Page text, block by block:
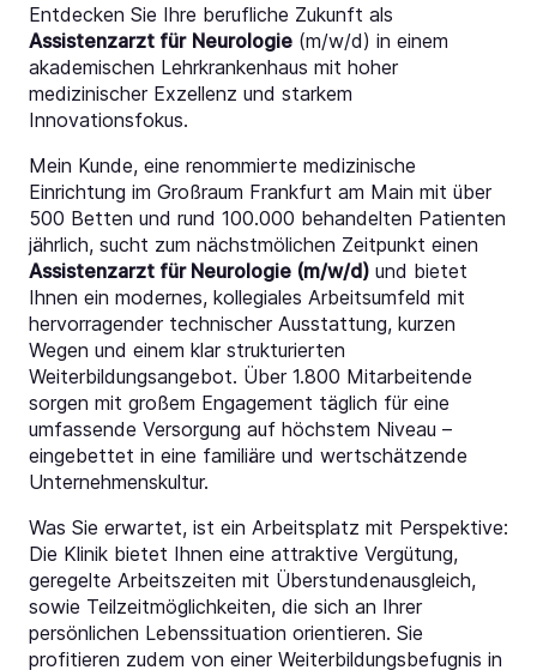
Entdecken Sie Ihre berufliche Zukunft als
Assistenzarzt für Neurologie (m/w/d) in einem
akademischen Lehrkrankenhaus mit hoher
medizinischer Exzellenz und starkem
Innovationsfokus.
Mein Kunde, eine renommierte medizinische
Einrichtung im Großraum Frankfurt am Main mit über
500 Betten und rund 100.000 behandelten Patienten
jährlich, sucht zum nächstmölichen Zeitpunkt einen
Assistenzarzt für Neurologie (m/w/d) und bietet
Ihnen ein modernes, kollegiales Arbeitsumfeld mit
hervorragender technischer Ausstattung, kurzen
Wegen und einem klar strukturierten
Weiterbildungsangebot. Über 1.800 Mitarbeitende
sorgen mit großem Engagement täglich für eine
umfassende Versorgung auf höchstem Niveau –
eingebettet in eine familiäre und wertschätzende
Unternehmenskultur.
Was Sie erwartet, ist ein Arbeitsplatz mit Perspektive:
Die Klinik bietet Ihnen eine attraktive Vergütung,
geregelte Arbeitszeiten mit Überstundenausgleich,
sowie Teilzeitmöglichkeiten, die sich an Ihrer
persönlichen Lebenssituation orientieren. Sie
profitieren zudem von einer Weiterbildungsbefugnis in